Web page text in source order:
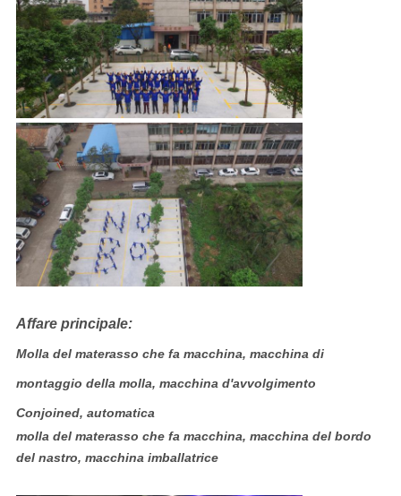
Affare principale:
Molla del materasso che fa macchina, macchina di
montaggio della molla, macchina d'avvolgimento
Conjoined, automatica
molla del materasso che fa macchina, macchina del bordo
del nastro, macchina imballatrice